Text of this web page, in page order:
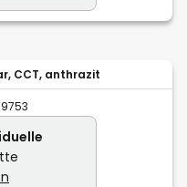
CCT, anthrazit